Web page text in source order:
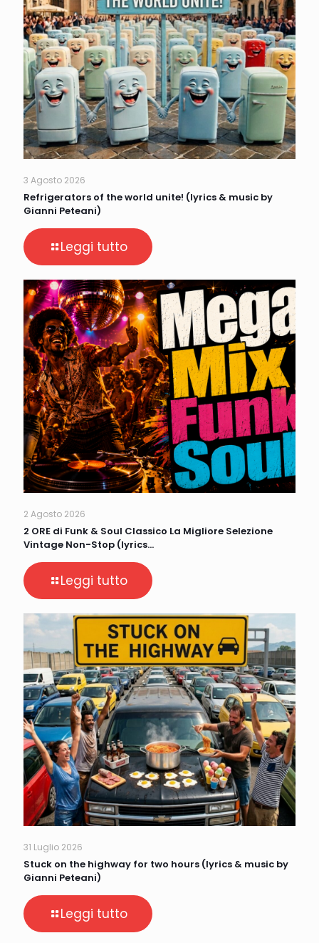
3 Agosto 2026
Refrigerators of the world unite! (lyrics & music by
Gianni Peteani)
Leggi tutto
2 Agosto 2026
2 ORE di Funk & Soul Classico La Migliore Selezione
Vintage Non-Stop (lyrics…
Leggi tutto
31 Luglio 2026
Stuck on the highway for two hours (lyrics & music by
Gianni Peteani)
Leggi tutto